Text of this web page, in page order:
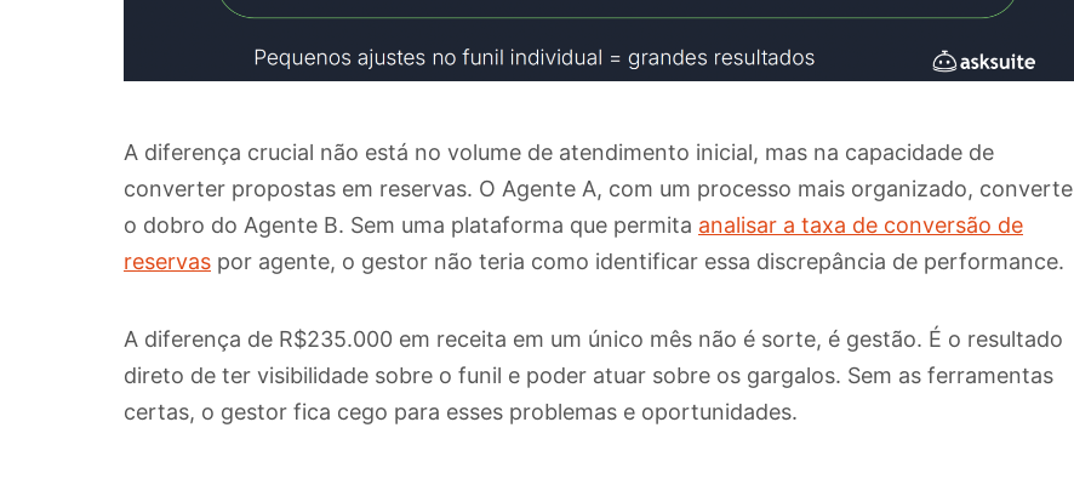
A diferença crucial não está no volume de atendimento inicial, mas na capacidade de
converter propostas em reservas. O Agente A, com um processo mais organizado, converte
o dobro do Agente B. Sem uma plataforma que permita analisar a taxa de conversão de
reservas por agente, o gestor não teria como identificar essa discrepância de performance.
A diferença de R$235.000 em receita em um único mês não é sorte, é gestão. É o resultado
direto de ter visibilidade sobre o funil e poder atuar sobre os gargalos. Sem as ferramentas
certas, o gestor fica cego para esses problemas e oportunidades.